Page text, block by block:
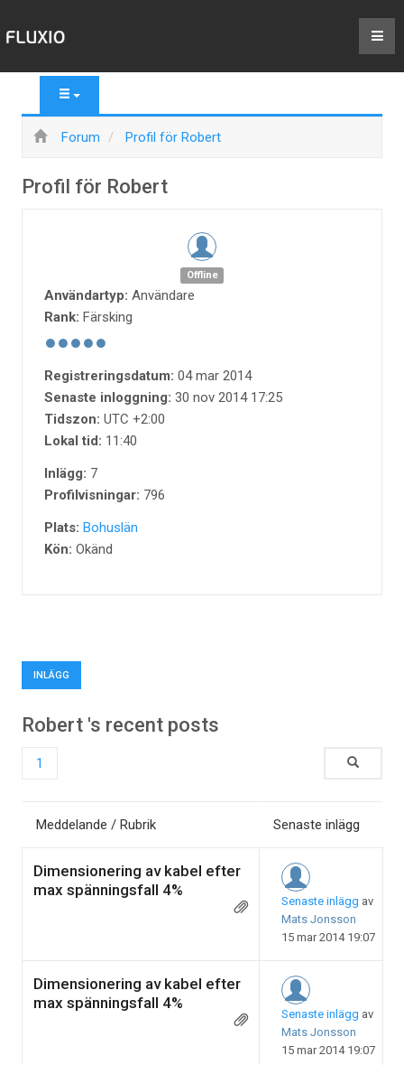
Forum Profil för Robert
Profil för Robert
Offline
Användartyp: Användare
Rank: Färsking
Registreringsdatum: 04 mar 2014
Senaste inloggning: 30 nov 2014 17:25
Tidszon: UTC +2:00
Lokal tid: 11:40
Inlägg: 7
Profilvisningar: 796
Plats: Bohuslän
Kön: Okänd
INLÄGG
Robert 's recent posts
1
Meddelande / Rubrik Senaste inlägg
Dimensionering av kabel efter
max spänningsfall 4%
Senaste inlägg av
Mats Jonsson
15 mar 2014 19:07
Dimensionering av kabel efter
max spänningsfall 4%
Senaste inlägg av
Mats Jonsson
15 mar 2014 19:07